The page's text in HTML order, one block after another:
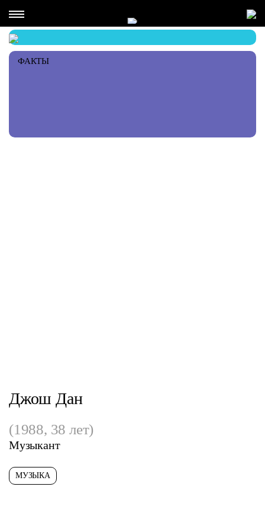
ФАКТЫ
Джош Дан
(1988, 38 лет)
Музыкант
МУЗЫКА